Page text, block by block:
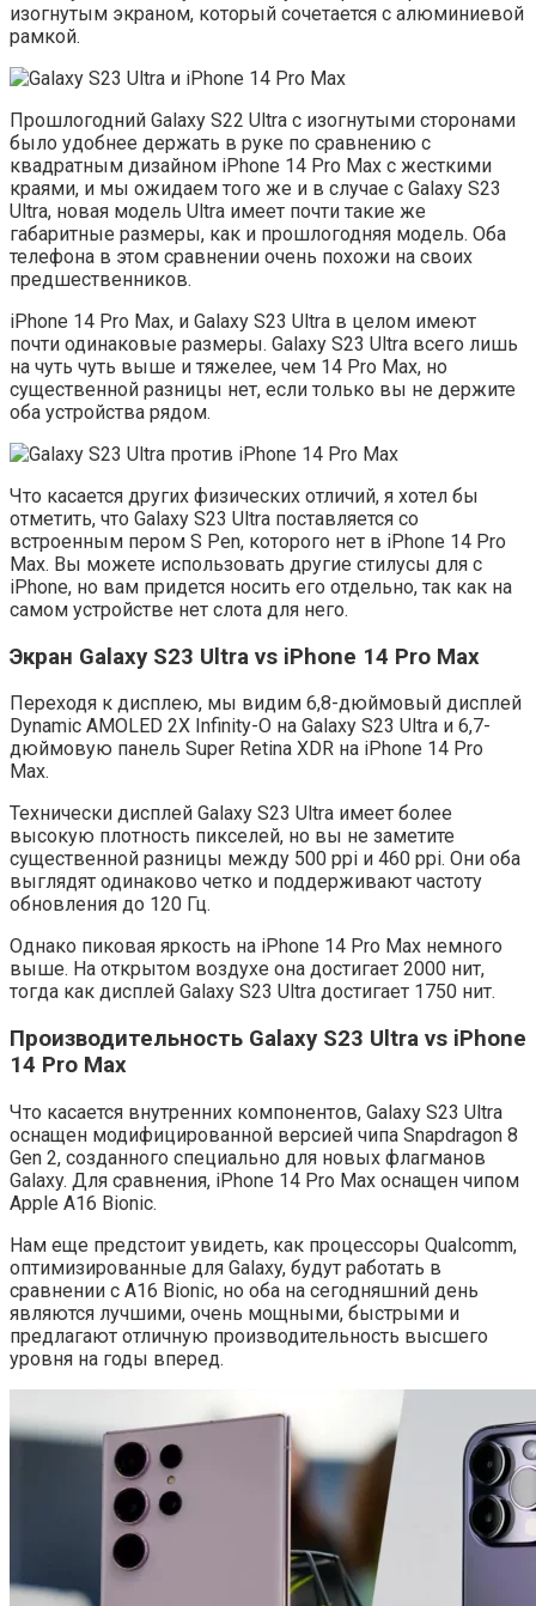
изогнутым экраном, который сочетается с алюминиевой
рамкой.
Прошлогодний Galaxy S22 Ultra с изогнутыми сторонами
было удобнее держать в руке по сравнению с
квадратным дизайном iPhone 14 Pro Max с жесткими
краями, и мы ожидаем того же и в случае с Galaxy S23
Ultra, новая модель Ultra имеет почти такие же
габаритные размеры, как и прошлогодняя модель. Оба
телефона в этом сравнении очень похожи на своих
предшественников.
iPhone 14 Pro Max, и Galaxy S23 Ultra в целом имеют
почти одинаковые размеры. Galaxy S23 Ultra всего лишь
на чуть чуть выше и тяжелее, чем 14 Pro Max, но
существенной разницы нет, если только вы не держите
оба устройства рядом.
Что касается других физических отличий, я хотел бы
отметить, что Galaxy S23 Ultra поставляется со
встроенным пером S Pen, которого нет в iPhone 14 Pro
Max. Вы можете использовать другие стилусы для с
iPhone, но вам придется носить его отдельно, так как на
самом устройстве нет слота для него.
Экран Galaxy S23 Ultra vs iPhone 14 Pro Max
Переходя к дисплею, мы видим 6,8-дюймовый дисплей
Dynamic AMOLED 2X Infinity-O на Galaxy S23 Ultra и 6,7-
дюймовую панель Super Retina XDR на iPhone 14 Pro
Max.
Технически дисплей Galaxy S23 Ultra имеет более
высокую плотность пикселей, но вы не заметите
существенной разницы между 500 ppi и 460 ppi. Они оба
выглядят одинаково четко и поддерживают частоту
обновления до 120 Гц.
Однако пиковая яркость на iPhone 14 Pro Max немного
выше. На открытом воздухе она достигает 2000 нит,
тогда как дисплей Galaxy S23 Ultra достигает 1750 нит.
Производительность Galaxy S23 Ultra vs iPhone
14 Pro Max
Что касается внутренних компонентов, Galaxy S23 Ultra
оснащен модифицированной версией чипа Snapdragon 8
Gen 2, созданного специально для новых флагманов
Galaxy. Для сравнения, iPhone 14 Pro Max оснащен чипом
Apple A16 Bionic.
Нам еще предстоит увидеть, как процессоры Qualcomm,
оптимизированные для Galaxy, будут работать в
сравнении с A16 Bionic, но оба на сегодняшний день
являются лучшими, очень мощными, быстрыми и
предлагают отличную производительность высшего
уровня на годы вперед.